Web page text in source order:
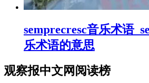
semprecresc音乐术语
乐术语的意思
观察报中文网阅读榜